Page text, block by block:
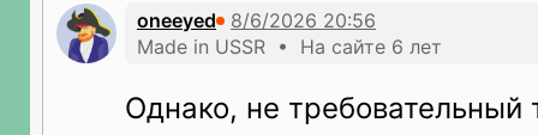
oneeyed
Made in USSR • На сайте 6 лет
Однако, не